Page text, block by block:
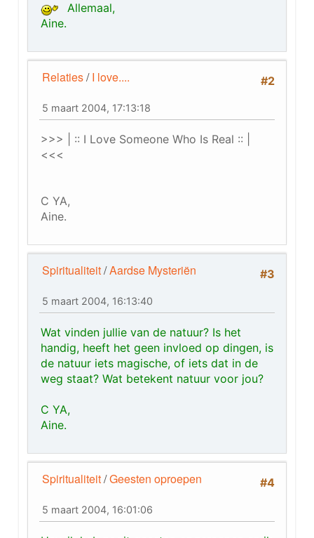
Allemaal,
Aine.
#2
Relaties/I love....
5 maart 2004, 17:13:18
>>> | :: I Love Someone Who Is Real :: |
<<<
C YA,
Aine.
#3
Spiritualiteit/Aardse Mysteriën
5 maart 2004, 16:13:40
Wat vinden jullie van de natuur? Is het
handig, heeft het geen invloed op dingen, is
de natuur iets magische, of iets dat in de
weg staat? Wat betekent natuur voor jou?
C YA,
Aine.
#4
Spiritualiteit/Geesten oproepen
5 maart 2004, 16:01:06